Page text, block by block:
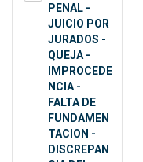
PENAL -
JUICIO POR
JURADOS -
QUEJA -
IMPROCEDE
NCIA -
FALTA DE
FUNDAMEN
TACION -
DISCREPAN